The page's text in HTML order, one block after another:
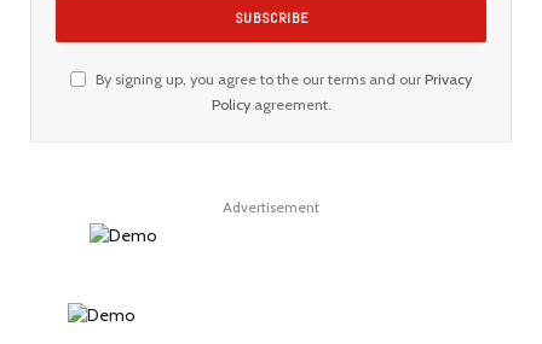
By signing up, you agree to the our terms and our Privacy
Policyagreement.
Advertisement